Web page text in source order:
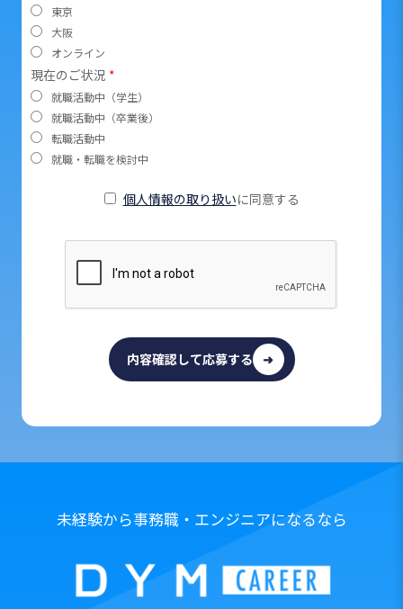
東京
大阪
オンライン
現在のご状況 *
就職活動中（学生）
就職活動中（卒業後）
転職活動中
就職・転職を検討中
個人情報の取り扱いに同意する
内容確認して応募する ➜
未経験から事務職・エンジニアになるなら